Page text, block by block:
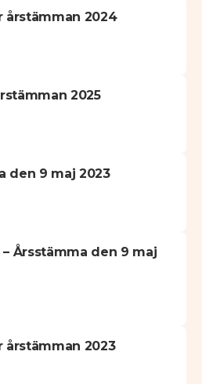
2024
2025
den 9 maj 2023
Årsstämma den 9 maj
2023